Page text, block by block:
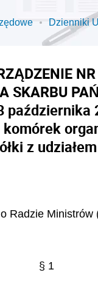
Dzienniki
SKARBU
października
z
Radzie
§ 1